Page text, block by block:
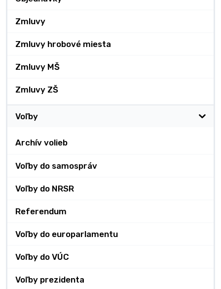
Zmluvy
Zmluvy hrobové miesta
Zmluvy MŠ
Zmluvy ZŠ
Voľby
Archív volieb
Voľby do samospráv
Voľby do NRSR
Referendum
Voľby do europarlamentu
Voľby do VÚC
Voľby prezidenta